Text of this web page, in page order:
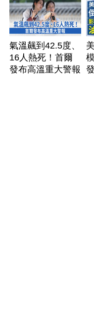
氣溫飆到42.5度、
16人熱死！首爾
發布高溫重大警報